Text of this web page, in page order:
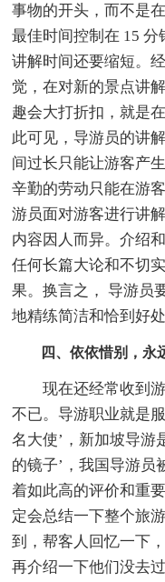
事物的开头，而不是
最佳时间控制在 15
讲解时间还要缩短。
觉，在对新的景点讲
趣会大打折扣，就是
此可见，导游员的讲
间过长只能让游客产
辛勤的劳动只能在游
游员面对游客进行讲
内容因人而异。介绍
任何长篇大论和不切
果。换言之， 导游员
地精练简洁和恰到好处
四、依依惜别，永
现在还经常收到游
不已。导游职业就是
名大使’，新加坡导游
的镜子’，我国导游员
着如此高的评价和重
定会总结一下整个旅
到，帮客人回忆一下
再介绍一下他们没去